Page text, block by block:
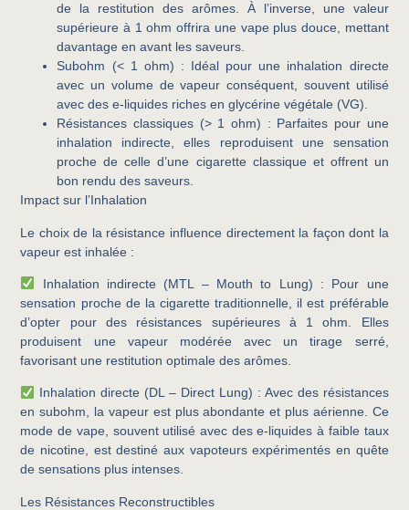
de la restitution des arômes. À l’inverse, une valeur
supérieure à 1 ohm offrira une vape plus douce, mettant
davantage en avant les saveurs.
Subohm (< 1 ohm) : Idéal pour une inhalation directe
avec un volume de vapeur conséquent, souvent utilisé
avec des e-liquides riches en glycérine végétale (VG).
Résistances classiques (> 1 ohm) : Parfaites pour une
inhalation indirecte, elles reproduisent une sensation
proche de celle d’une cigarette classique et offrent un
bon rendu des saveurs.
Impact sur l’Inhalation
Le choix de la résistance influence directement la façon dont la
vapeur est inhalée :
Inhalation indirecte (MTL – Mouth to Lung) : Pour une
sensation proche de la cigarette traditionnelle, il est préférable
d’opter pour des résistances supérieures à 1 ohm. Elles
produisent une vapeur modérée avec un tirage serré,
favorisant une restitution optimale des arômes.
Inhalation directe (DL – Direct Lung) : Avec des résistances
en subohm, la vapeur est plus abondante et plus aérienne. Ce
mode de vape, souvent utilisé avec des e-liquides à faible taux
de nicotine, est destiné aux vapoteurs expérimentés en quête
de sensations plus intenses.
Les Résistances Reconstructibles